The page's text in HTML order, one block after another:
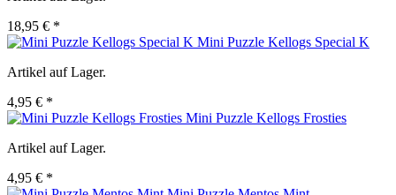
18,95 € *
Mini Puzzle Kellogs Special K
Artikel auf Lager.
4,95 € *
Mini Puzzle Kellogs Frosties
Artikel auf Lager.
4,95 € *